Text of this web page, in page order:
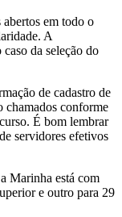
em todo o
A
da seleção do
de cadastro de
chamados conforme
É bom lembrar
servidores efetivos
Marinha está com
e outro para 29